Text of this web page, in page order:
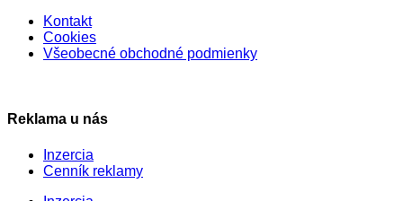
Kontakt
Cookies
Všeobecné obchodné podmienky
Reklama u nás
Inzercia
Cenník reklamy